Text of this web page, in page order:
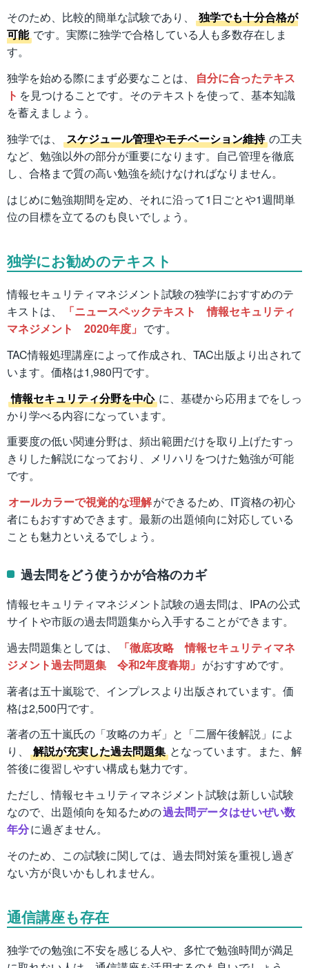
そのため、比較的簡単な試験であり、
独学でも十分合格が
可能 です。実際に独学で合格している人も多数存在しま
す。
独学を始める際にまず必要なことは、
自分に合ったテキス
ト を見つけることです。そのテキストを使って、基本知識
を蓄えましょう。
独学では、
スケジュール管理やモチベーション維持 の工夫
など、勉強以外の部分が重要になります。自己管理を徹底
し、合格まで質の高い勉強を続けなければなりません。
はじめに勉強期間を定め、それに沿って1日ごとや1週間単
位の目標を立てるのも良いでしょう。
独学にお勧めのテキスト
情報セキュリティマネジメント試験の独学におすすめのテ
キストは、
「ニュースペックテキスト 情報セキュリティ
マネジメント 2020年度」 です。
TAC情報処理講座によって作成され、TAC出版より出されて
います。価格は1,980円です。
情報セキュリティ分野を中心 に、基礎から応用までをしっ
かり学べる内容になっています。
重要度の低い関連分野は、頻出範囲だけを取り上げたすっ
きりした解説になっており、メリハリをつけた勉強が可能
です。
オールカラーで視覚的な理解ができるため、IT資格の初心
者にもおすすめできます。最新の出題傾向に対応している
ことも魅力といえるでしょう。
過去問をどう使うかが合格のカギ
情報セキュリティマネジメント試験の過去問は、IPAの公式
サイトや市販の過去問題集から入手することができます。
過去問題集としては、
「徹底攻略 情報セキュリティマネ
ジメント過去問題集 令和2年度春期」 がおすすめです。
著者は五十嵐聡で、インプレスより出版されています。価
格は2,500円です。
著者の五十嵐氏の「攻略のカギ」と「二層午後解説」によ
り、
解説が充実した過去問題集 となっています。また、解
答後に復習しやすい構成も魅力です。
ただし、情報セキュリティマネジメント試験は新しい試験
なので、出題傾向を知るための過去問データはせいぜい数
年分に過ぎません。
そのため、この試験に関しては、過去問対策を重視し過ぎ
ない方が良いかもしれません。
通信講座も存在
独学での勉強に不安を感じる人や、多忙で勉強時間が満足